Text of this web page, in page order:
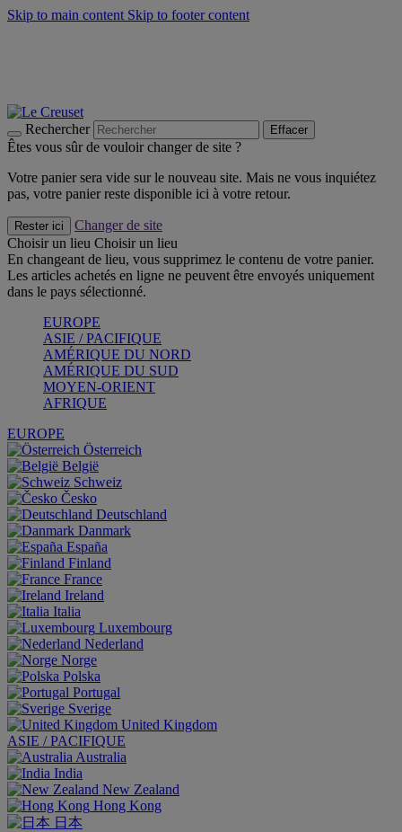
Skip to main content Skip to footer content
Rechercher Effacer
Êtes vous sûr de vouloir changer de site ?
Votre panier sera vide sur le nouveau site. Mais ne vous inquiétez
pas, votre panier reste disponible ici à votre retour.
Rester ici
Changer de site
Choisir un lieu Choisir un lieu
En changeant de lieu, vous supprimez le contenu de votre panier.
Les articles achetés en ligne ne peuvent être envoyés uniquement
dans le pays sélectionné.
EUROPE
ASIE / PACIFIQUE
AMÉRIQUE DU NORD
AMÉRIQUE DU SUD
MOYEN-ORIENT
AFRIQUE
EUROPE
Österreich
België
Schweiz
Česko
Deutschland
Danmark
España
Finland
France
Ireland
Italia
Luxembourg
Nederland
Norge
Polska
Portugal
Sverige
United Kingdom
ASIE / PACIFIQUE
Australia
India
New Zealand
Hong Kong
日本